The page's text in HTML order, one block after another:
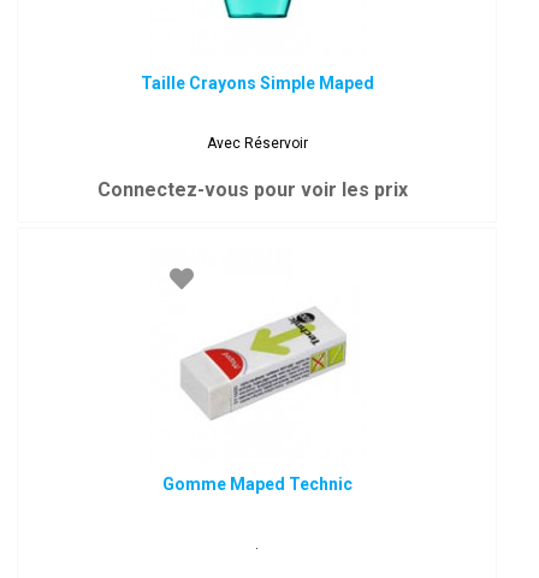
Taille Crayons Simple Maped
Avec Réservoir
Connectez-vous pour voir les prix
Gomme Maped Technic
.